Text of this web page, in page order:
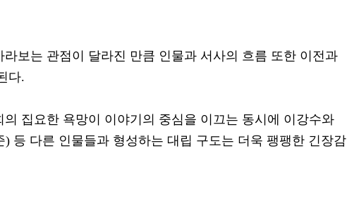
라보는 관점이 달라진 만큼 인물과 서사의 흐름 또한 이전과
다.
의 집요한 욕망이 이야기의 중심을 이끄는 동시에 이강수와
) 등 다른 인물들과 형성하는 대립 구도는 더욱 팽팽한 긴장감